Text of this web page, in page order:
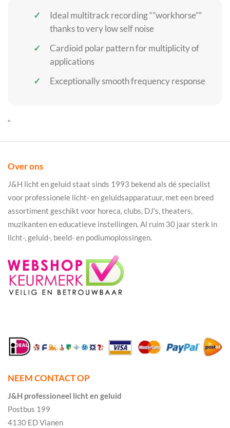
Ideal multitrack recording “”workhorse””
thanks to very low self noise
Cardioid polar pattern for multiplicity of
applications
Exceptionally smooth frequency response
“
Over ons
J&H licht en geluid staat sinds 1993 bekend als dé specialist
voor professionele licht- en geluidsapparatuur, met een breed
assortiment geschikt voor horeca, clubs, DJ's, theaters,
muzikanten en educatieve instellingen. Al ruim 30 jaar sterk in
licht-, geluid-, beeld- en podiumoplossingen.
NEEM CONTACT OP
J&H professioneel licht en geluid
Postbus 199
4130 ED Vianen